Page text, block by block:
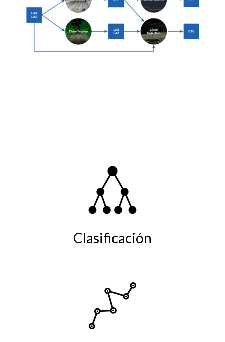
Clasificación